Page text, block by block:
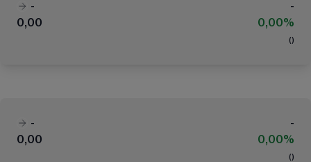
-
-
0,00
0,00%
( )
-
-
0,00
0,00%
( )